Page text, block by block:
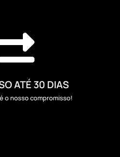
ATÉ 30 DIAS
o nosso compromisso!